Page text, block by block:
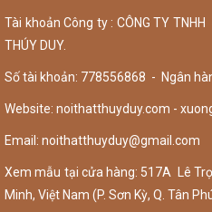
Tài khoản Công ty : CÔNG TY TNHH
THÚY DUY.
Số tài khoản: 778556868 - Ngân
Website: noithatthuyduy.com -
Email: noithatthuyduy@gmail.com
Xem mẫu tại cửa hàng: 517A Lê
Minh, Việt Nam (P. Sơn Kỳ, Q. Tân